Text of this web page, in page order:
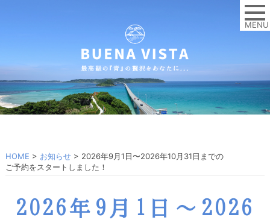
MENU
HOME > お知らせ> 2026年9月1日〜2026年10月31日までの
ご予約をスタートしました！
2026年9月1日〜2026